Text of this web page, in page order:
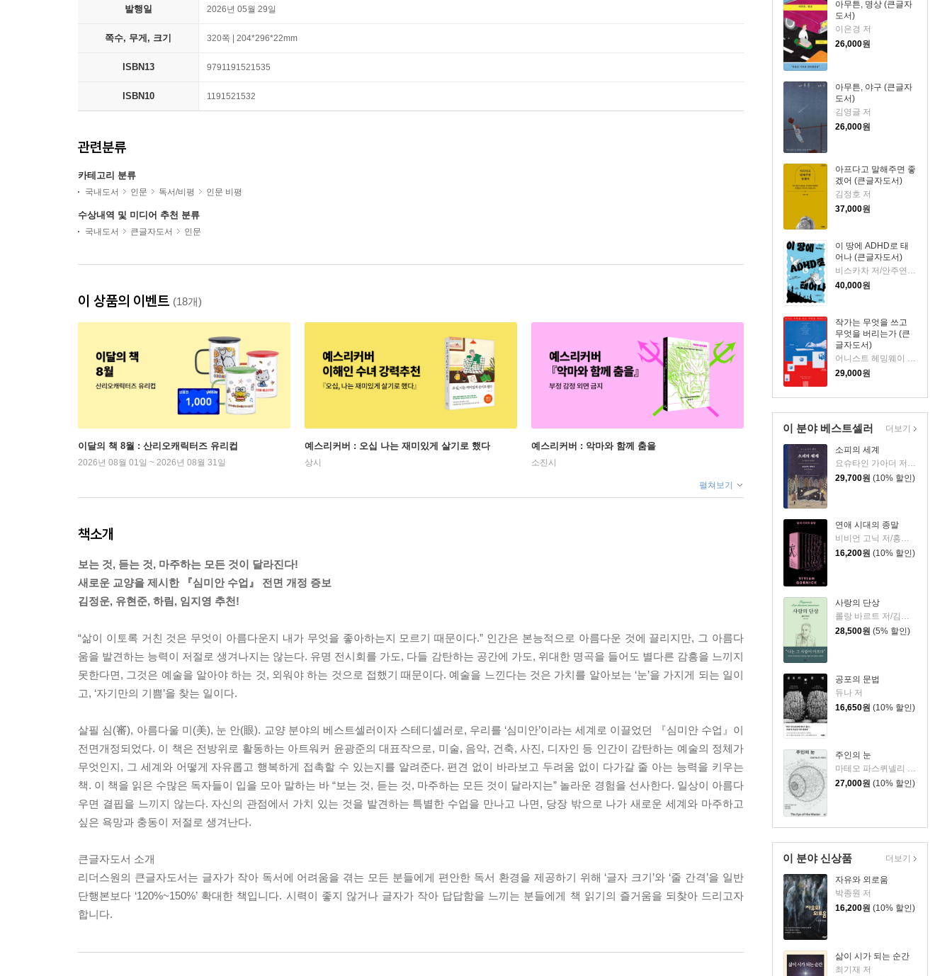
아무튼, 명상 (큰글자
도서)
이은경 저
26,000원
아무튼, 야구 (큰글자
도서)
김영글 저
26,000원
아프다고 말해주면 좋
겠어 (큰글자도서)
김정호 저
37,000원
이 땅에 ADHD로 태
어나 (큰글자도서)
비스카차 저/안주연 감수
40,000원
작가는 무엇을 쓰고
무엇을 버리는가 (큰
글자도서)
어니스트 헤밍웨이 등저/최민우 역
29,000원
이 분야 베스트셀러
소피의 세계
29,700원 (10% 할인)
연애 시대의 종말
16,200원 (10% 할인)
사랑의 단상
롤랑 바르트 저/김희영 역
28,500원 (5% 할인)
공포의 문법
듀나 저
16,650원 (10% 할인)
주인의 눈
마테오 파스퀴넬리 저/김상민 역/이광석 해제
27,000원 (10% 할인)
더보기
이 분야 신상품
자유와 외로움
박종원 저
16,200원 (10% 할인)
삶이 시가 되는 순간
최기재 저
더보기
발행일 2026년 05월 29일
쪽수, 무게, 크기 320쪽 | 204*296*22mm
ISBN13 9791191521535
ISBN10 1191521532
관련분류
카테고리 분류
국내도서 인문 독서/비평 인문 비평
수상내역 및 미디어 추천 분류
국내도서 큰글자도서 인문
이 상품의 이벤트 (18개)
이달의 책 8월 : 산리오캐릭터즈 유리컵
2026년 08월 01일 ~ 2026년 08월 31일
예스리커버 : 오십 나는 재미있게 살기로 했다
상시
예스리커버 : 악마와 함께 춤을
소진시
펼쳐보기
책소개
보는 것, 듣는 것, 마주하는 모든 것이 달라진다!
새로운 교양을 제시한 『심미안 수업』 전면 개정 증보
김정운, 유현준, 하림, 임지영 추천!
“삶이 이토록 거친 것은 무엇이 아름다운지 내가 무엇을 좋아하는지 모르기 때문이다.” 인간은 본능적으로 아름다운 것에 끌리지만, 그 아름다
움을 발견하는 능력이 저절로 생겨나지는 않는다. 유명 전시회를 가도, 다들 감탄하는 공간에 가도, 위대한 명곡을 들어도 별다른 감흥을 느끼지
못한다면, 그것은 예술을 알아야 하는 것, 외워야 하는 것으로 접했기 때문이다. 예술을 느낀다는 것은 가치를 알아보는 ‘눈’을 가지게 되는 일이
고, ‘자기만의 기쁨’을 찾는 일이다.
살필 심(審), 아름다울 미(美), 눈 안(眼). 교양 분야의 베스트셀러이자 스테디셀러로, 우리를 ‘심미안’이라는 세계로 이끌었던 『심미안 수업』이
전면개정되었다. 이 책은 전방위로 활동하는 아트워커 윤광준의 대표작으로, 미술, 음악, 건축, 사진, 디자인 등 인간이 감탄하는 예술의 정체가
무엇인지, 그 세계와 어떻게 자유롭고 행복하게 접촉할 수 있는지를 알려준다. 편견 없이 바라보고 두려움 없이 다가갈 줄 아는 능력을 키우는
책. 이 책을 읽은 수많은 독자들이 입을 모아 말하는 바 “보는 것, 듣는 것, 마주하는 모든 것이 달라지는” 놀라운 경험을 선사한다. 일상이 아름다
우면 결핍을 느끼지 않는다. 자신의 관점에서 가치 있는 것을 발견하는 특별한 수업을 만나고 나면, 당장 밖으로 나가 새로운 세계와 마주하고
싶은 욕망과 충동이 저절로 생겨난다.
큰글자도서 소개
리더스원의 큰글자도서는 글자가 작아 독서에 어려움을 겪는 모든 분들에게 편안한 독서 환경을 제공하기 위해 ‘글자 크기’와 ‘줄 간격’을 일반
단행본보다 ‘120%~150%’ 확대한 책입니다. 시력이 좋지 않거나 글자가 작아 답답함을 느끼는 분들에게 책 읽기의 즐거움을 되찾아 드리고자
합니다.